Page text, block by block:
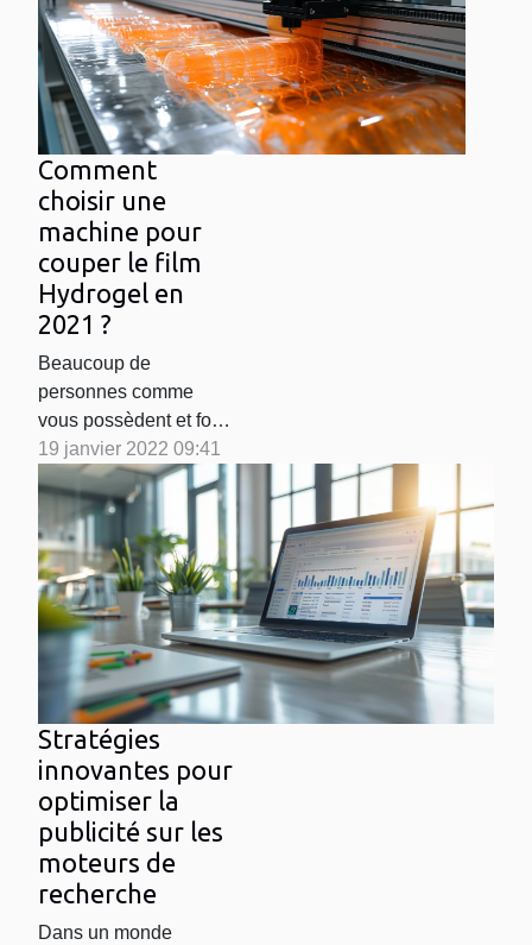
Stratégies
innovantes pour
optimiser la
publicité sur les
moteurs de
recherche
Dans un monde
câble pour iPhone et
iPad serait en cours
d’élaboration dans les
labos de l’entreprise.
Découvrez donc ce que
la firme annonce de...
Comment
choisir une
machine pour
couper le film
Hydrogel en
2021 ?
Beaucoup de
personnes comme
vous possèdent et font
usage des téléphones
portables dans le
monde. Mais la plupart
des gens
endommagent leurs
appareils d’une
manière ou d’une autre.
Et la détérioration de la
grande majorité des
téléphones intelligents
commence souvent par
la fissure de l’écran....
19 janvier 2022 09:41